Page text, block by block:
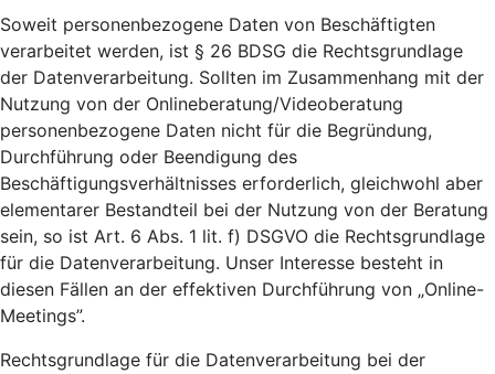
Soweit personenbezogene Daten von Beschäftigten
verarbeitet werden, ist § 26 BDSG die Rechtsgrundlage
der Datenverarbeitung. Sollten im Zusammenhang mit der
Nutzung von der Onlineberatung/Videoberatung
personenbezogene Daten nicht für die Begründung,
Durchführung oder Beendigung des
Beschäftigungsverhältnisses erforderlich, gleichwohl aber
elementarer Bestandteil bei der Nutzung von der Beratung
sein, so ist Art. 6 Abs. 1 lit. f) DSGVO die Rechtsgrundlage
für die Datenverarbeitung. Unser Interesse besteht in
diesen Fällen an der effektiven Durchführung von „Online-
Meetings”.
Rechtsgrundlage für die Datenverarbeitung bei der